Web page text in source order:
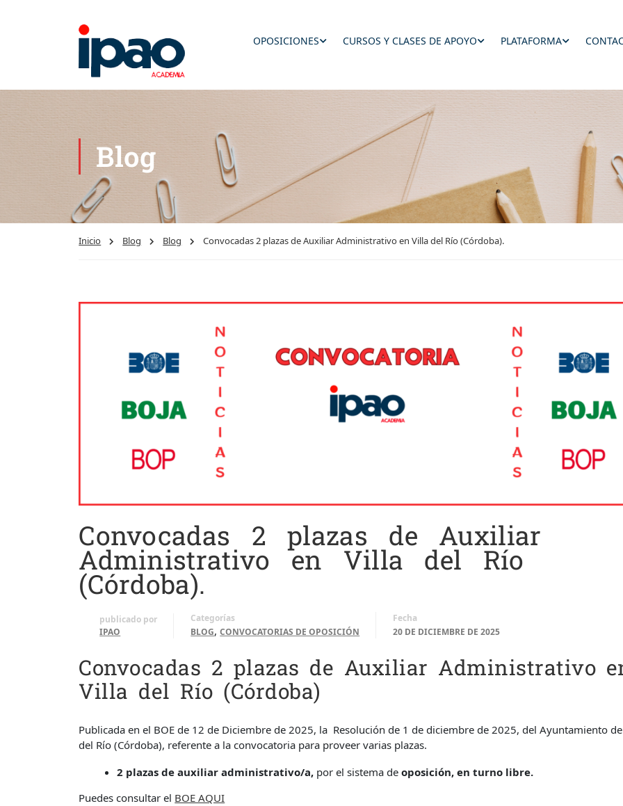
OPOSICIONES CURSOS Y CLASES DE APOYO PLATAFORMA
Blog
Inicio Blog Blog Convocadas 2 plazas de Auxiliar Administrativo en Villa del Río (Córdoba).
Convocadas 2 plazas de Auxiliar
Administrativo en Villa del Río
(Córdoba).
publicado por
IPAO
Categorías
BLOG,CONVOCATORIAS DE OPOSICIÓN
Fecha
20 DE DICIEMBRE DE 2025
Convocadas 2 plazas de Auxiliar Administrativo
Villa del Río (Córdoba)
Publicada en el BOE de 12 de Diciembre de 2025, la Resolución de 1 de diciembre de 2025, del Ayuntamiento
del Río (Córdoba), referente a la convocatoria para proveer varias plazas.
2 plazas de auxiliar administrativo/a, por el sistema deoposición, en turno libre.
Puedes consultar el BOE AQUI